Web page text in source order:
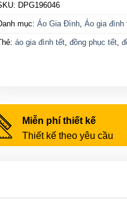
DPG196046
mục: Áo Gia Đình, Áo gia đình
áo gia đình tết, đồng phục tết,
Miễn phí thiết kế
Thiết kế theo yêu cầu